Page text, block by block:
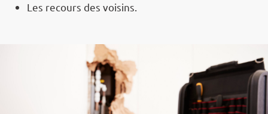
Les recours des voisins.